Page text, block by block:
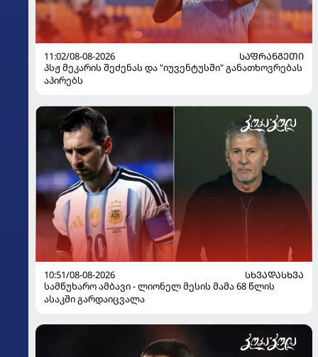
11:02/08-08-2026
ᲡᲐᲤᲠᲐᲜᲒᲔᲗᲘ
პსჟ მეკარის შეძენას და "იუვენტუსში" განათხოვრებას
აპირებს
10:51/08-08-2026
ᲡᲮᲕᲐᲓᲐᲡᲮᲕᲐ
სამწუხარო ამბავი - ლიონელ მესის მამა 68 წლის
ასაკში გარდაიცვალა